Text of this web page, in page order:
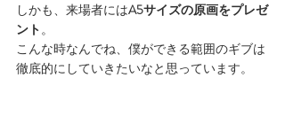
しかも、来場者にはA5サイズの原画をプレゼ
ント。
こんな時なんでね、僕ができる範囲のギブは
徹底的にしていきたいなと思っています。